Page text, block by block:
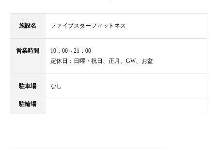
施設名 ファイブスターフィットネス
営業時間
​10：00～21：00
定休日：日曜・祝日、正月、GW、お盆
駐車場 なし
駐輪場